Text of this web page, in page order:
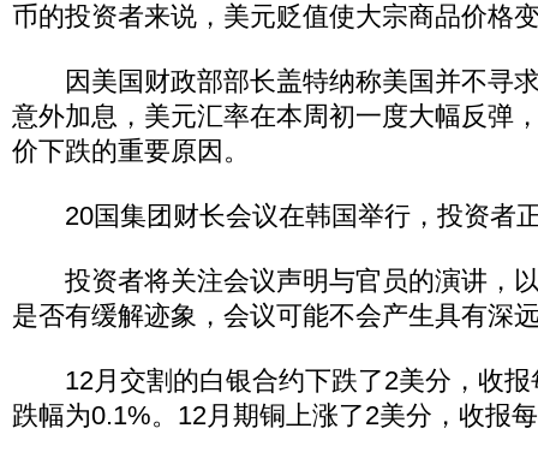
币的投资者来说，美元贬值使大宗商品价格
因美国财政部部长盖特纳称美国并不寻
意外加息，美元汇率在本周初一度大幅反弹
价下跌的重要原因。
20国集团财长会议在韩国举行，投资者
投资者将关注会议声明与官员的演讲，
是否有缓解迹象，会议可能不会产生具有深
12月交割的白银合约下跌了2美分，收报
跌幅为0.1%。12月期铜上涨了2美分，收报